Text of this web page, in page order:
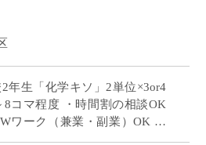
年生「化学キソ」2単位×3or4
8コマ程度 ・時間割の相談OK
ワーク（兼業・副業）OK ・